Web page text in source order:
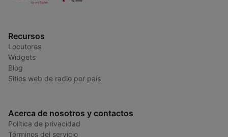
Recursos
Locutores
Widgets
Blog
Sitios web de radio por país
Acerca de nosotros y contactos
Política de privacidad
Términos del servicio